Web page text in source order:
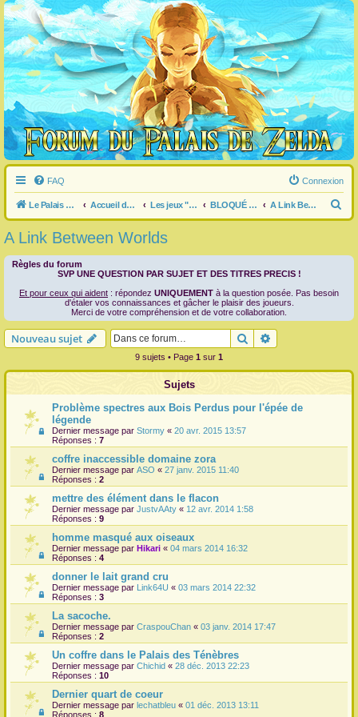
FAQ Connexion
Le Palais de Zelda Accueil du forum Les jeux "Legend of Zelda" BLOQUÉ dans un jeu ? A Link Between Worlds
e
c
A Link Between Worlds
Règles du forum
SVP UNE QUESTION PAR SUJET ET DES TITRES PRECIS !
Et pour ceux qui aident : répondez UNIQUEMENT à la question posée. Pas besoin
d'étaler vos connaissances et gâcher le plaisir des joueurs.
Merci de votre compréhension et de votre collaboration.
Nouveau sujet Rechercher
9 sujets • Page 1 sur 1
Sujets
Problème spectres aux Bois Perdus pour l'épée de
légende
Dernier message par Stormy « 20 avr. 2015 13:57
Réponses : 7
coffre inaccessible domaine zora
Dernier message par ASO « 27 janv. 2015 11:40
Réponses : 2
mettre des élément dans le flacon
Dernier message par JustvAAty « 12 avr. 2014 1:58
Réponses : 9
homme masqué aux oiseaux
Dernier message par Hikari « 04 mars 2014 16:32
Réponses : 4
donner le lait grand cru
Dernier message par Link64U « 03 mars 2014 22:32
Réponses : 3
La sacoche.
Dernier message par CraspouChan « 03 janv. 2014 17:47
Réponses : 2
Un coffre dans le Palais des Ténèbres
Dernier message par Chichid « 28 déc. 2013 22:23
Réponses : 10
Dernier quart de coeur
Dernier message par lechatbleu « 01 déc. 2013 13:11
Réponses : 8